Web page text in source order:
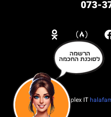
073-
הרשמה
לסוכנת החכמה